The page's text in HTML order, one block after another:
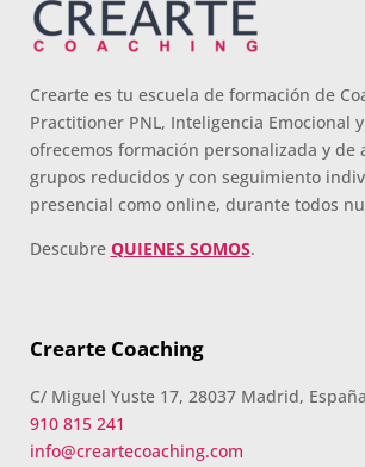
Crearte es tu escuela de formación de
Practitioner PNL, Inteligencia Emocional
ofrecemos formación personalizada y de
grupos reducidos y con seguimiento
presencial como online, durante todos
Descubre QUIENES SOMOS.
Crearte Coaching
C/ Miguel Yuste 17, 28037 Madrid, España
910 815 241
info@creartecoaching.com